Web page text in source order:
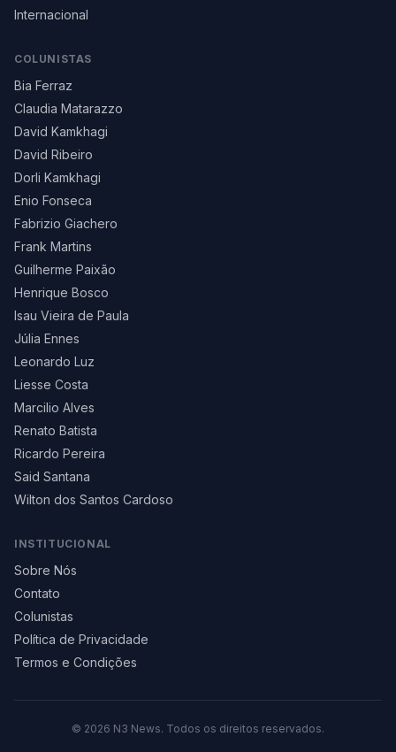
Internacional
COLUNISTAS
Bia Ferraz
Claudia Matarazzo
David Kamkhagi
David Ribeiro
Dorli Kamkhagi
Enio Fonseca
Fabrizio Giachero
Frank Martins
Guilherme Paixão
Henrique Bosco
Isau Vieira de Paula
Júlia Ennes
Leonardo Luz
Liesse Costa
Marcilio Alves
Renato Batista
Ricardo Pereira
Said Santana
Wilton dos Santos Cardoso
INSTITUCIONAL
Sobre Nós
Contato
Colunistas
Política de Privacidade
Termos e Condições
© 2026 N3 News. Todos os direitos reservados.